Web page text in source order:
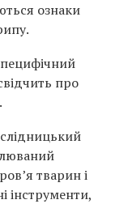
ознаки
про
тварин і
інструменти,